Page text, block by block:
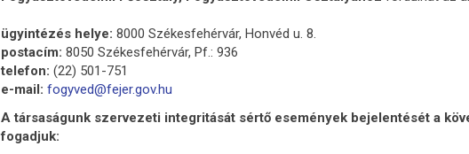
ügyintézés helye: 8000 Székesfehérvár, Honvéd u. 8.
postacím: 8050 Székesfehérvár, Pf.: 936
telefon: (22) 501-751
e-mail: fogyved@fejer.gov.hu
A társaságunk szervezeti integritását sértő események bejelentését a
fogadjuk: